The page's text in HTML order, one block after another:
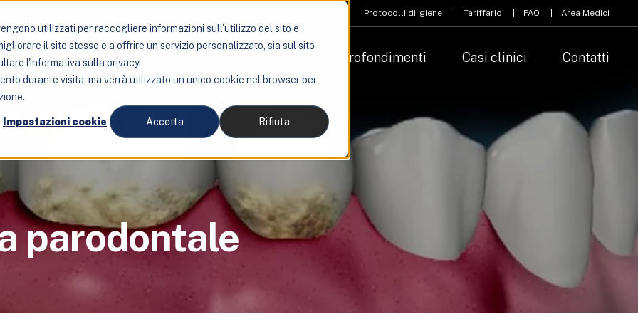
utilizzati per raccogliere informazioni sull'utilizzo del sito e
il sito stesso e a offrire un servizio personalizzato, sia sul sito
l'informativa sulla privacy.
durante visita, ma verrà utilizzato un unico cookie nel browser per
Impostazioni cookie Accetta Rifiuta
Protocolli di igiene Tariffario FAQ Area Medici
Servizi Approfondimenti Casi clinici Contatti
parodontale